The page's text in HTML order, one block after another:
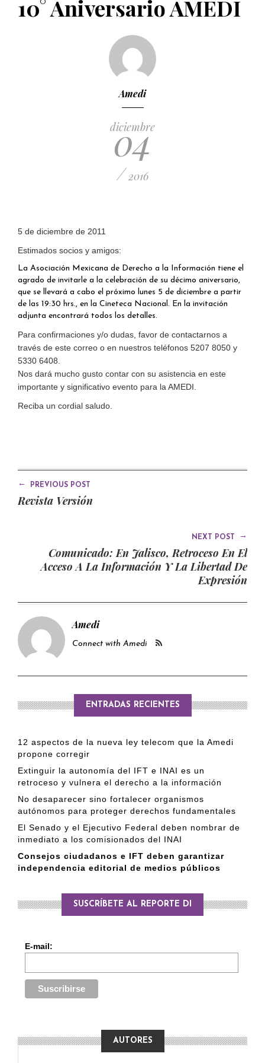
PUBLICADO EL 5 ENERO, 2023
10° Aniversario AMEDI
Amedi
diciembre
04
/ 2016
5 de diciembre de 2011
Estimados socios y amigos:
La Asociación Mexicana de Derecho a la Información tiene el
agrado de invitarle a la celebración de su décimo aniversario,
que se llevará a cabo el próximo lunes 5 de diciembre a partir
de las 19:30 hrs., en la Cineteca Nacional. En la invitación
adjunta encontrará todos los detalles.
Para confirmaciones y/o dudas, favor de contactarnos a
través de este correo o en nuestros teléfonos 5207 8050 y
5330 6408.
Nos dará mucho gusto contar con su asistencia en este
importante y significativo evento para la AMEDI.
Reciba un cordial saludo.
← PREVIOUS POST
Revista Versión
NEXT POST →
Comunicado: En Jalisco, Retroceso En El
Acceso A La Información Y La Libertad De
Expresión
Amedi
Connect with Amedi
ENTRADAS RECIENTES
12 aspectos de la nueva ley telecom que la Amedi
propone corregir
Extinguir la autonomía del IFT e INAI es un
retroceso y vulnera el derecho a la información
No desaparecer sino fortalecer organismos
autónomos para proteger derechos fundamentales
El Senado y el Ejecutivo Federal deben nombrar de
inmediato a los comisionados del INAI
Consejos ciudadanos e IFT deben garantizar
independencia editorial de medios públicos
SUSCRÍBETE AL REPORTE DI
E-mail:
AUTORES